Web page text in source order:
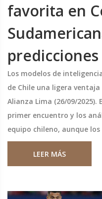
favorita en
Los modelos de
de Chile una ligera
Alianza Lima (26/09/
primer encuentro y los
equipo chileno, aunque
muy reñido y con pocas
LEER MÁS